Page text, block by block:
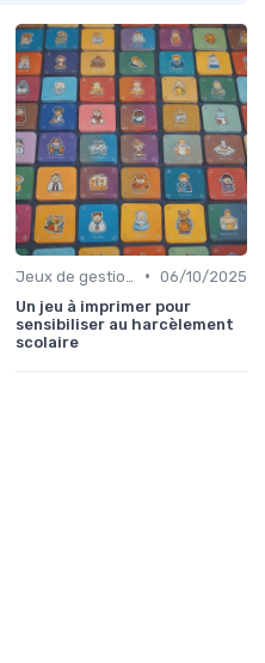
• 06/10/2025
Un jeu à imprimer pour
sensibiliser au harcèlement
scolaire